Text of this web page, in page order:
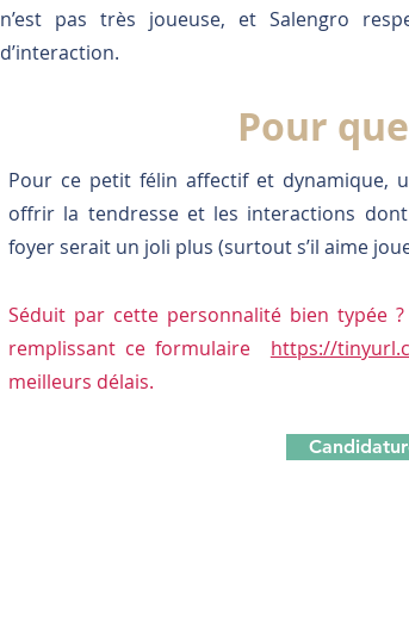
n’est pas très joueuse, et Salengro
d’interaction.
Pour
Pour ce petit félin affectif et dynamique,
offrir la tendresse et les interactions
foyer serait un joli plus (surtout s’il aime
Séduit par cette personnalité bien typée
remplissant ce formulaire https://
meilleurs délais.